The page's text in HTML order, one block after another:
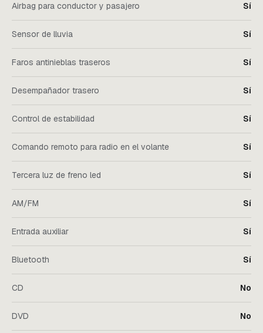
Airbag para conductor y pasajero Sí
Sensor de lluvia Sí
Faros antinieblas traseros Sí
Desempañador trasero Sí
Control de estabilidad Sí
Comando remoto para radio en el volante Sí
Tercera luz de freno led Sí
AM/FM Sí
Entrada auxiliar Sí
Bluetooth Sí
CD No
DVD No